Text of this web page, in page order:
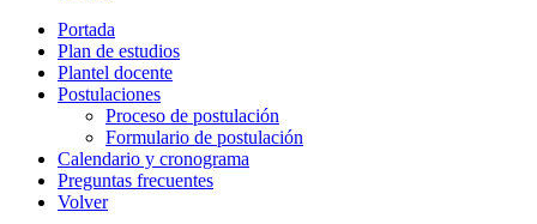
Portada
Plan de estudios
Plantel docente
Postulaciones
Proceso de postulación
Formulario de postulación
Calendario y cronograma
Preguntas frecuentes
Volver